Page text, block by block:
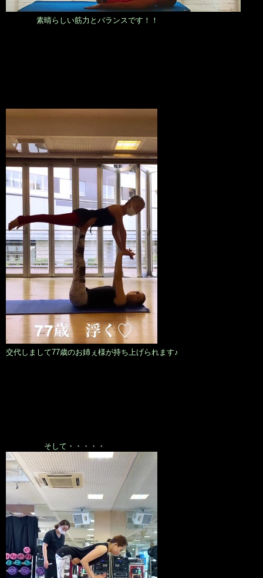
素晴らしい筋力とバランスです！！
交代しまして77歳のお姉ぇ様が持ち上げられます♪
そして・・・・・